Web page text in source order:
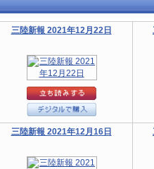
三陸新報 2021年12月22日
三陸新報 2021年12月16日